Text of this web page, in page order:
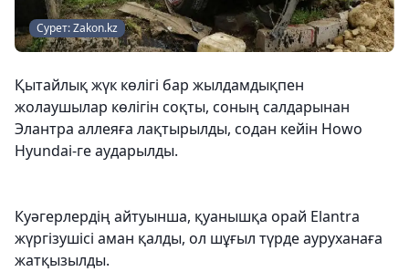
Сурет: Zakon.kz
Қытайлық жүк көлігі бар жылдамдықпен
жолаушылар көлігін соқты, соның салдарынан
Элантра аллеяға лақтырылды, содан кейін Howo
Hyundai-ге аударылды.
Куәгерлердің айтуынша, қуанышқа орай Elantra
жүргізушісі аман қалды, ол шұғыл түрде ауруханаға
жатқызылды.